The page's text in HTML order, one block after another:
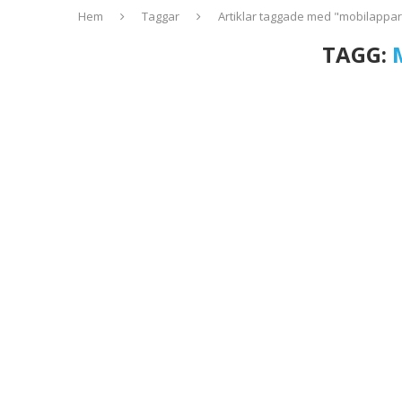
Hem Taggar Artiklar taggade med
TAGG: